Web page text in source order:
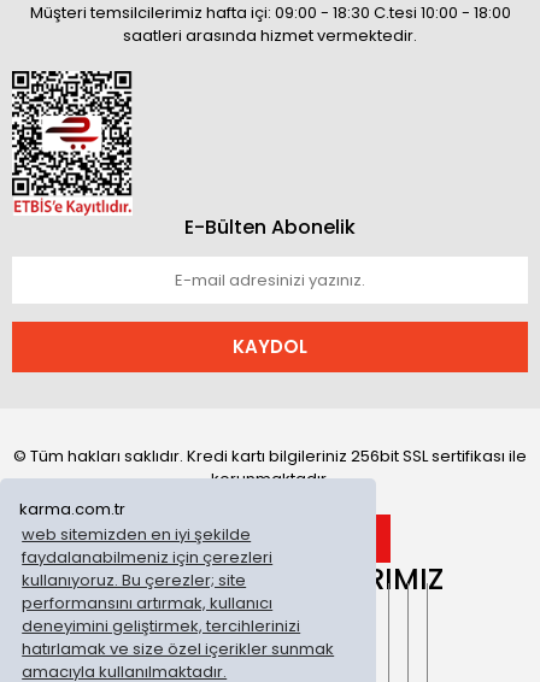
karma.com.tr
web sitemizden en iyi şekilde
faydalanabilmeniz için çerezleri
kullanıyoruz. Bu çerezler; site
performansını artırmak, kullanıcı
deneyimini geliştirmek, tercihlerinizi
hatırlamak ve size özel içerikler sunmak
amacıyla kullanılmaktadır.
Müşteri temsilcilerimiz hafta içi: 09:00 - 18:30 C.tesi 10:00 - 18:00
saatleri arasında hizmet vermektedir.
E-Bülten Abonelik
KAYDOL
© Tüm hakları saklıdır. Kredi kartı bilgileriniz 256bit SSL sertifikası ile
korunmaktadır.
ONLİNE MAĞAZALARIMIZ